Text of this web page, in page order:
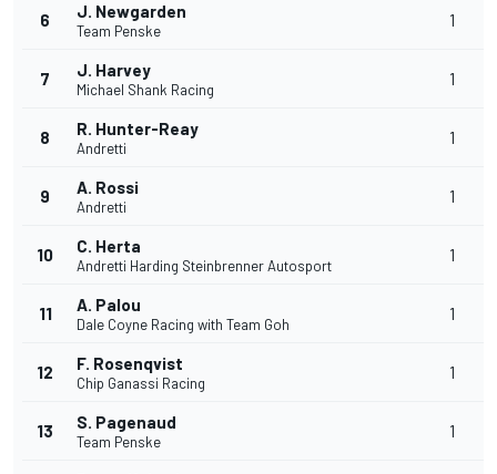
6 J. Newgarden
Team Penske
1
7 J. Harvey
Michael Shank Racing
1
8 R. Hunter-Reay
Andretti
1
9 A. Rossi
Andretti
1
10 C. Herta
Andretti Harding Steinbrenner Autosport
1
11 A. Palou
Dale Coyne Racing with Team Goh
1
12 F. Rosenqvist
Chip Ganassi Racing
1
13 S. Pagenaud
Team Penske
1